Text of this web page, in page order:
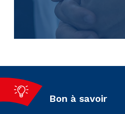
Bon à savoir